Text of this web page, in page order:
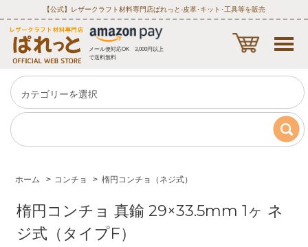
【公式】レザークラフト材料専門店ぱれっと‐皮革･キット･工具等を販売
メール便対応OK 3,000円以上
で送料無料
ホーム > コンチョ > 楕円コンチョ（ネジ式）
楕円コンチョ 真鍮 29×33.5mm 1ヶ ネ
ジ式（タイプF）